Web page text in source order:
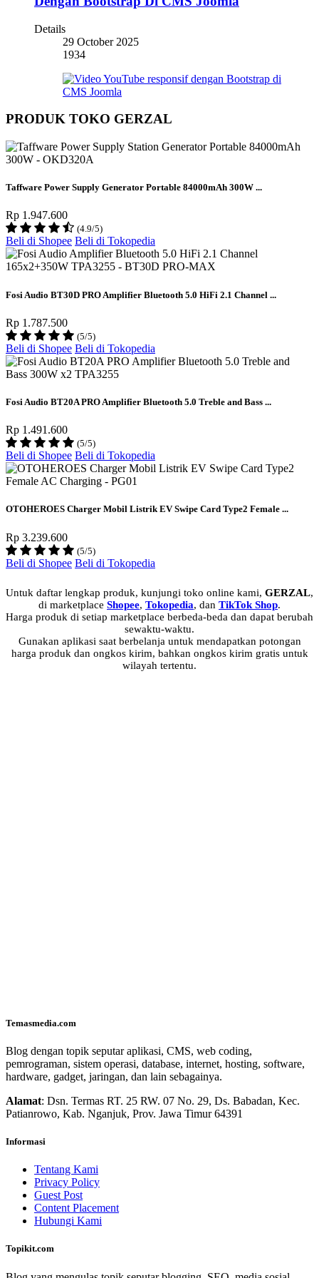
Details
29 October 2025
1934
PRODUK TOKO GERZAL
Taffware Power Supply Generator Portable 84000mAh 300W ...
Rp 1.947.600
(4.9/5)
Beli di Shopee Beli di Tokopedia
Fosi Audio BT30D PRO Amplifier Bluetooth 5.0 HiFi 2.1 Channel ...
Rp 1.787.500
(5/5)
Beli di Shopee Beli di Tokopedia
Fosi Audio BT20A PRO Amplifier Bluetooth 5.0 Treble and Bass ...
Rp 1.491.600
(5/5)
Beli di Shopee Beli di Tokopedia
OTOHEROES Charger Mobil Listrik EV Swipe Card Type2 Female ...
Rp 3.239.600
(5/5)
Beli di Shopee Beli di Tokopedia
Untuk daftar lengkap produk, kunjungi toko online kami, GERZAL,
di marketplace Shopee, Tokopedia, dan TikTok Shop.
Harga produk di setiap marketplace berbeda-beda dan dapat berubah
sewaktu-waktu.
Gunakan aplikasi saat berbelanja untuk mendapatkan potongan
harga produk dan ongkos kirim, bahkan ongkos kirim gratis untuk
wilayah tertentu.
Temasmedia.com
Blog dengan topik seputar aplikasi, CMS, web coding,
pemrograman, sistem operasi, database, internet, hosting, software,
hardware, gadget, jaringan, dan lain sebagainya.
Alamat: Dsn. Termas RT. 25 RW. 07 No. 29, Ds. Babadan, Kec.
Patianrowo, Kab. Nganjuk, Prov. Jawa Timur 64391
Informasi
Tentang Kami
Privacy Policy
Guest Post
Content Placement
Hubungi Kami
Topikit.com